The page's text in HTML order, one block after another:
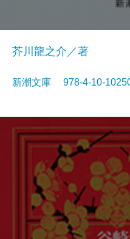
芥川龍之介／著
新潮文庫 978-4-10-